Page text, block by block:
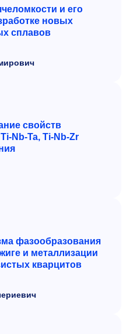
и его
новых
сплавов
свойств
Nb-Ta, Ti-Nb-Zr
фазообразования
и металлизации
кварцитов